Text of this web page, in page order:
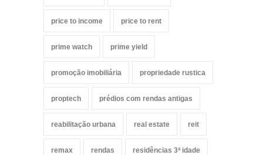
price to income price to rent
prime watch prime yield
promoção imobiliária propriedade rustica
proptech prédios com rendas antigas
reabilitação urbana real estate reit
remax rendas residências 3ª idade